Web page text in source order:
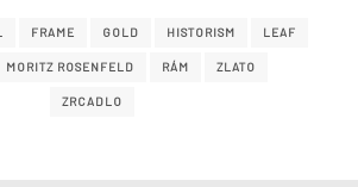
FRAME GOLD HISTORISM LEAF
MORITZ ROSENFELD RÁM ZLATO
ZRCADLO